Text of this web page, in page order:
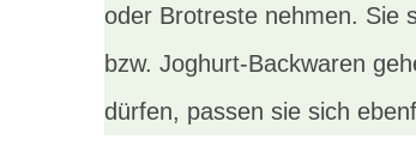
oder Brotreste nehmen. Sie
bzw. Joghurt-Backwaren
dürfen, passen sie sich